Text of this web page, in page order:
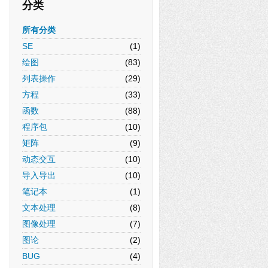
分类
所有分类
SE
(1)
绘图
(83)
列表操作
(29)
方程
(33)
函数
(88)
程序包
(10)
矩阵
(9)
动态交互
(10)
导入导出
(10)
笔记本
(1)
文本处理
(8)
图像处理
(7)
图论
(2)
BUG
(4)